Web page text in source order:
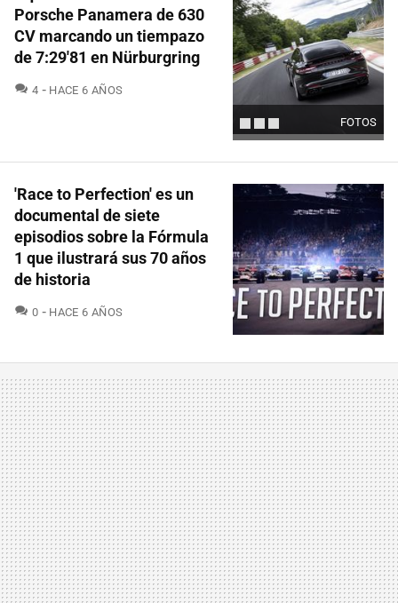
FOTOS
Porsche Panamera de 630
CV marcando un tiempazo
de 7:29'81 en Nürburgring
4 COMENTARIOS
HACE 6 AÑOS
'Race to Perfection' es un
documental de siete
episodios sobre la Fórmula
1 que ilustrará sus 70 años
de historia
0 COMENTARIOS
HACE 6 AÑOS